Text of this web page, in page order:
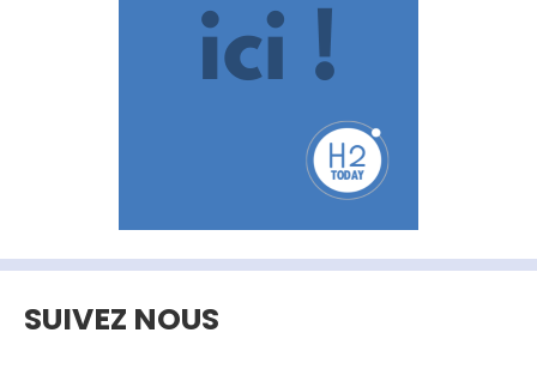
SUIVEZ NOUS